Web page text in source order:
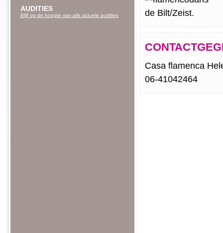
AUDITIES
Blijf op de hoogte van alle actuele audities
Casa flamenca
06-41042464